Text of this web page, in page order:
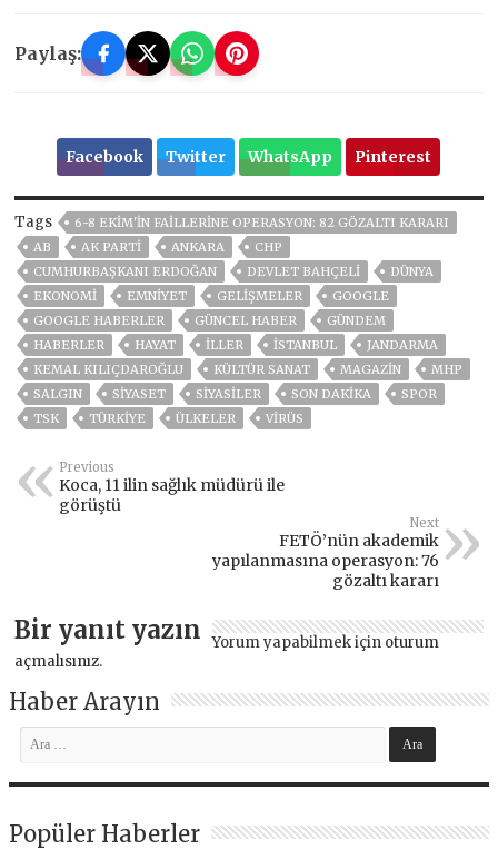
Paylaş:
Facebook Twitter WhatsApp Pinterest
Tags
6-8 EKIM'IN FAILLERINE OPERASYON: 82 GÖZALTI KARARI
AB
AK PARTİ ANKARA
CHP
CUMHURBAŞKANI ERDOĞAN
DEVLET BAHÇELİ
DÜNYA
EKONOMİ
EMNİYET GELIŞMELER
GOOGLE
GOOGLE HABERLER
GÜNCEL HABER
GÜNDEM
HABERLER
HAYAT İLLER ISTANBUL
JANDARMA
KEMAL KILIÇDAROĞLU
KÜLTÜR SANAT MAGAZİN
MHP
SALGIN
SİYASET SİYASİLER SON DAKIKA
SPOR
TSK
TÜRKİYE ÜLKELER VIRÜS
Previous
Koca, 11 ilin sağlık müdürü ile
görüştü
Next
FETÖ’nün akademik
yapılanmasına operasyon: 76
gözaltı kararı
Bir yanıt yazın Yorum yapabilmek için oturum
açmalısınız.
Haber Arayın
Popüler Haberler